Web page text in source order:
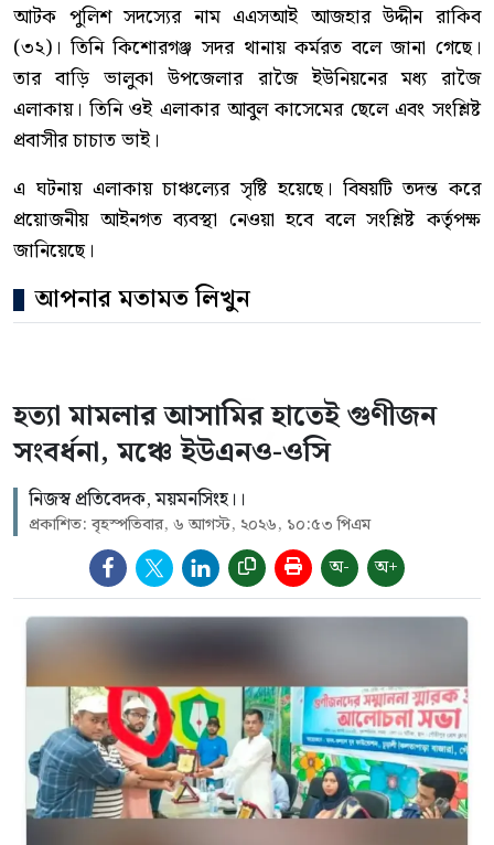
আটক পুলিশ সদস্যের নাম এএসআই আজহার উদ্দীন রাকিব
(৩২)। তিনি কিশোরগঞ্জ সদর থানায় কর্মরত বলে জানা গেছে।
তার বাড়ি ভালুকা উপজেলার রাজৈ ইউনিয়নের মধ্য রাজৈ
এলাকায়। তিনি ওই এলাকার আবুল কাসেমের ছেলে এবং সংশ্লিষ্ট
প্রবাসীর চাচাত ভাই।
এ ঘটনায় এলাকায় চাঞ্চল্যের সৃষ্টি হয়েছে। বিষয়টি তদন্ত করে
প্রয়োজনীয় আইনগত ব্যবস্থা নেওয়া হবে বলে সংশ্লিষ্ট কর্তৃপক্ষ
জানিয়েছে।
আপনার মতামত লিখুন
হত্যা মামলার আসামির হাতেই গুণীজন
সংবর্ধনা, মঞ্চে ইউএনও-ওসি
নিজস্ব প্রতিবেদক, ময়মনসিংহ।।
প্রকাশিত: বৃহস্পতিবার, ৬ আগস্ট, ২০২৬, ১০:৫৩ পিএম
অ- অ+